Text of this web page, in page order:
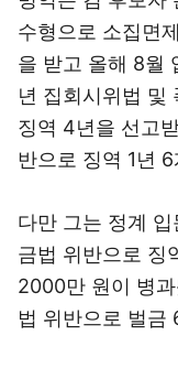
수형으로 소집면
을 받고 올해 8월
년 집회시위법 및
징역 4년을 선고
반으로 징역 1년
다만 그는 정계
금법 위반으로 징
2000만 원이 병
법 위반으로 벌금